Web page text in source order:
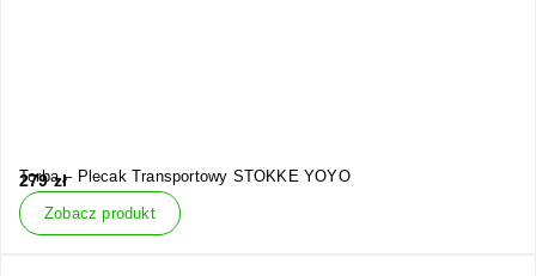
Torba – Plecak Transportowy STOKKE YOYO
279zł
Zobacz produkt